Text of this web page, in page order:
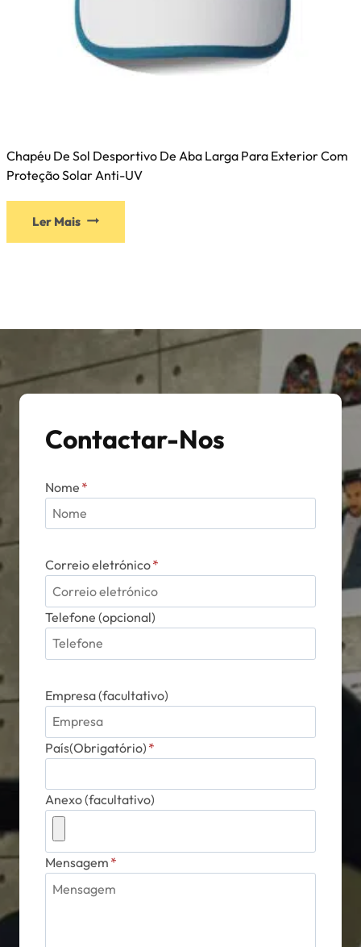
Chapéu De Sol Desportivo De Aba Larga Para Exterior Com
Proteção Solar Anti-UV
Ler Mais
Contactar-Nos
Nome *
Correio eletrónico*
Telefone (opcional)
Empresa (facultativo)
País(Obrigatório) *
Anexo (facultativo)
Mensagem *